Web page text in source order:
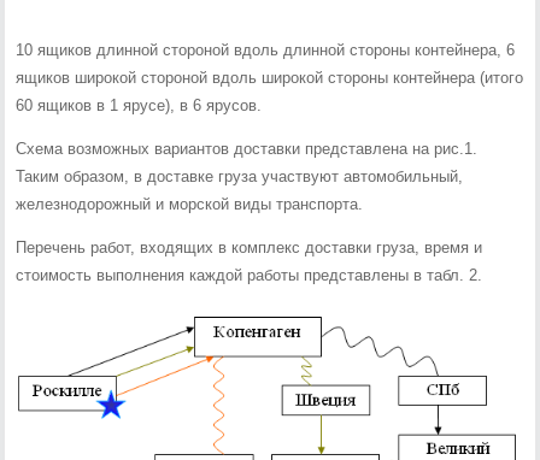
10 ящиков длинной стороной вдоль длинной стороны контейнера, 6
ящиков широкой стороной вдоль широкой стороны контейнера (итого
60 ящиков в 1 ярусе), в 6 ярусов.
Схема возможных вариантов доставки представлена на рис.1.
Таким образом, в доставке груза участвуют автомобильный,
железнодорожный и морской виды транспорта.
Перечень работ, входящих в комплекс доставки груза, время и
стоимость выполнения каждой работы представлены в табл. 2.